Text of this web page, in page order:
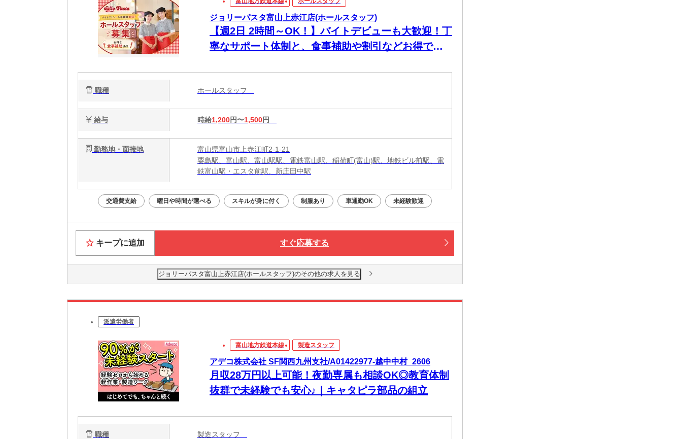
ジョリーパスタ富山上赤江店(ホールスタッフ)
【週2日 2時間～OK！】バイトデビューも大歓迎！丁
寧なサポート体制と、食事補助や割引などお得で嬉
職種 ホールスタッフ
給与 時給1,200円〜1,500円
勤務地・面接地
富山県富山市上赤江町2-1-21
粟島駅、富山駅、富山駅駅、電鉄富山駅、稲荷町(富山)駅、地鉄ビル前駅、電
鉄富山駅・エスタ前駅、新庄田中駅
交通費支給 曜日や時間が選べる スキルが身に付く 制服あり 車通勤OK 未経験歓迎
キープに追加 すぐ応募する
ジョリーパスタ富山上赤江店(ホールスタッフ)のその他の求人を見る
派遣労働者
富山地方鉄道本線 製造スタッフ
アデコ株式会社 SF関西九州支社/A01422977-越中中村_2606
月収28万円以上可能！夜勤専属も相談OK◎教育体制
抜群で未経験でも安心♪｜キャタピラ部品の組立
職種 製造スタッフ